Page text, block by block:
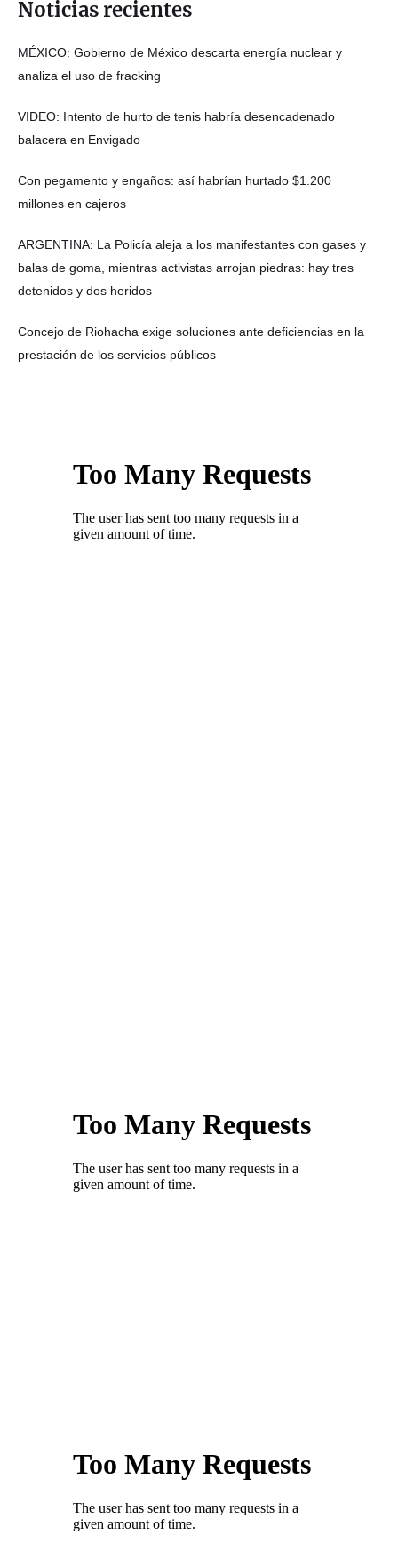
Noticias recientes
MÉXICO: Gobierno de México descarta energía nuclear y
analiza el uso de fracking
VIDEO: Intento de hurto de tenis habría desencadenado
balacera en Envigado
Con pegamento y engaños: así habrían hurtado $1.200
millones en cajeros
ARGENTINA: La Policía aleja a los manifestantes con gases y
balas de goma, mientras activistas arrojan piedras: hay tres
detenidos y dos heridos
Concejo de Riohacha exige soluciones ante deficiencias en la
prestación de los servicios públicos